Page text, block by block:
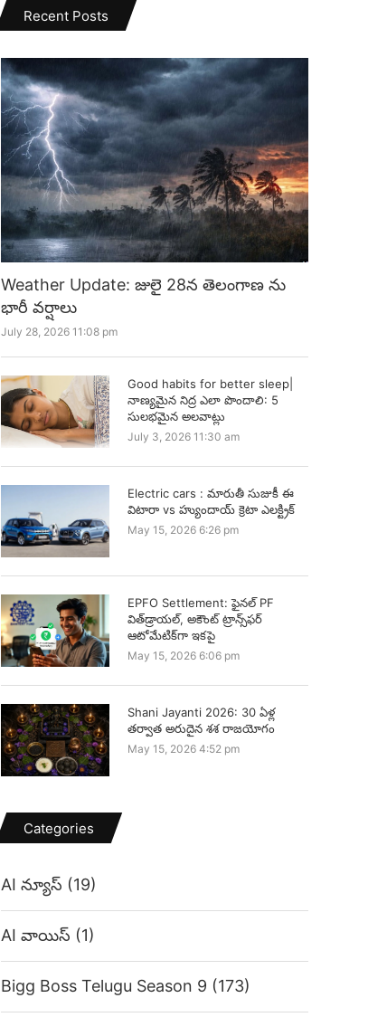
Recent Posts
Weather Update: జులై 28న తెలంగాణ ను
భారీ వర్షాలు
July 28, 2026 11:08 pm
Good habits for better sleep|
నాణ్యమైన నిద్ర ఎలా పొందాలి: 5
సులభమైన అలవాట్లు
July 3, 2026 11:30 am
Electric cars : మారుతీ సుజుకీ ఈ
విటారా vs హ్యుందాయ్ క్రెటా ఎలక్ట్రిక్
May 15, 2026 6:26 pm
EPFO Settlement: ఫైనల్ PF
విత్‌డ్రాయల్, అకౌంట్ ట్రాన్స్‌ఫర్
ఆటోమేటిక్‌గా ఇకపై
May 15, 2026 6:06 pm
Shani Jayanti 2026: 30 ఏళ్ల
తర్వాత అరుదైన శశ రాజయోగం
May 15, 2026 4:52 pm
Categories
AI న్యూస్ (19)
AI వాయిస్ (1)
Bigg Boss Telugu Season 9 (173)